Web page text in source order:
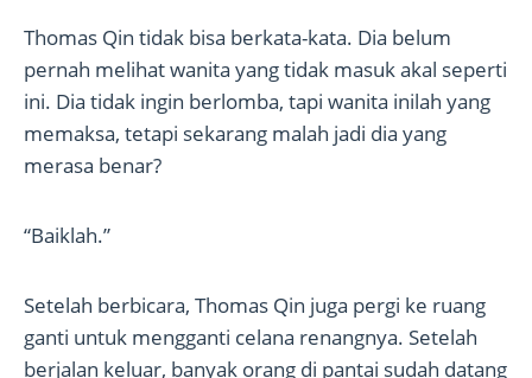
Thomas Qin tidak bisa berkata-kata. Dia belum
pernah melihat wanita yang tidak masuk akal seperti
ini. Dia tidak ingin berlomba, tapi wanita inilah yang
memaksa, tetapi sekarang malah jadi dia yang
merasa benar?
“Baiklah.”
Setelah berbicara, Thomas Qin juga pergi ke ruang
ganti untuk mengganti celana renangnya. Setelah
berjalan keluar, banyak orang di pantai sudah datang